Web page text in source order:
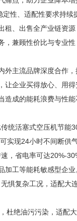
性、适配性要求持
、出售全产业链资
兼顾性价比与专业性
主流品牌深度合作
企业买得放心、用
成的能耗浪费与性能
统活塞式空压机节能
现24小时不间断供
省电率可达20%-
工等能耗敏感型企业
惧复杂工况，适配大
绝油污污染，适配